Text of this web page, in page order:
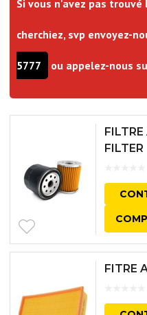
Si vous n'avez pas trouvé
cherchiez, svp envoyez-
5777 ou appelez-nous
FILTER
FITRE